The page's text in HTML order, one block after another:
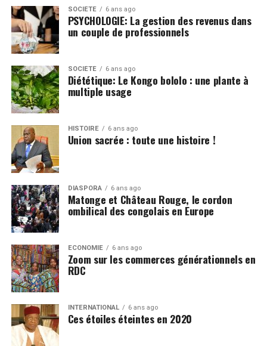
SOCIÉTÉ 6 ans ago
PSYCHOLOGIE: La gestion des revenus dans
un couple de professionnels
SOCIÉTÉ 6 ans ago
Diététique: Le Kongo bololo : une plante à
multiple usage
HISTOIRE 6 ans ago
Union sacrée : toute une histoire !
DIASPORA 6 ans ago
Matonge et Château Rouge, le cordon
ombilical des congolais en Europe
ECONOMIE 6 ans ago
Zoom sur les commerces générationnels en
RDC
INTERNATIONAL 6 ans ago
Ces étoiles éteintes en 2020